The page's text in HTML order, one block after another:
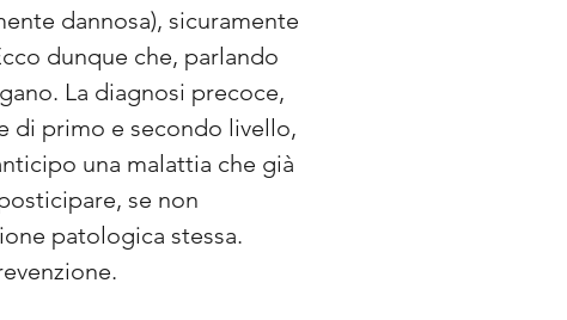
dannosa), sicuramente
dunque che, parlando
La diagnosi precoce,
di primo e secondo livello,
una malattia che già
se non
patologica stessa.